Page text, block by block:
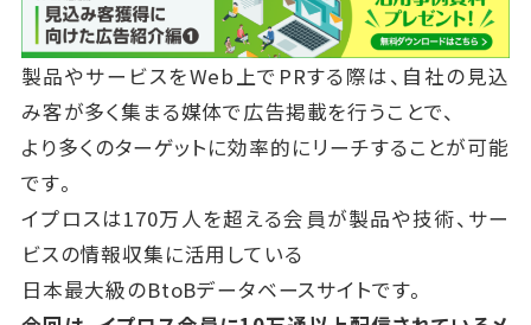
製品やサービスをWeb上でPRする際は、自社の見込
み客が多く集まる媒体で広告掲載を行うことで、
より多くのターゲットに効率的にリーチすることが可能
です。
イプロスは170万人を超える会員が製品や技術、サー
ビスの情報収集に活用している
日本最大級のBtoBデータベースサイトです。